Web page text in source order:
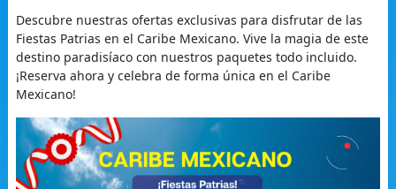
Descubre nuestras ofertas exclusivas para disfrutar de las
Fiestas Patrias en el Caribe Mexicano. Vive la magia de este
destino paradisíaco con nuestros paquetes todo incluido.
¡Reserva ahora y celebra de forma única en el Caribe
Mexicano!